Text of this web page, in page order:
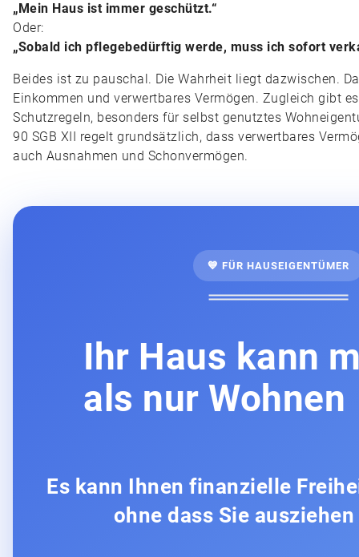
„Mein Haus ist immer geschützt.“
Oder:
„Sobald ich pflegebedürftig werde, muss ich sofort
Beides ist zu pauschal. Die Wahrheit liegt dazwischen.
Einkommen und verwertbares Vermögen. Zugleich gibt
Schutzregeln, besonders für selbst genutztes
90 SGB XII regelt grundsätzlich, dass verwertbares
auch Ausnahmen und Schonvermögen.
💙 FÜR HAUSEIGENTÜMER
Ihr Haus kann
als nur Wohnen
Es kann Ihnen finanzielle
ohne dass Sie